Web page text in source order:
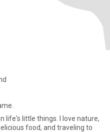
life's little things. I love nature,
food, and traveling to